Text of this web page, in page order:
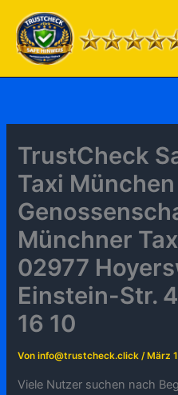
Inhalt
springen
TrustCheck
Taxi München
Münchner
02977
Einstein-Str.
16 10
Voninfo@trustcheck.click/ März
Viele Nutzer suchen nach